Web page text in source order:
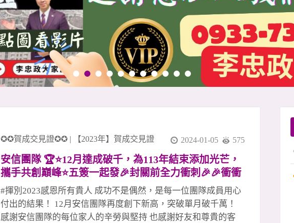
✪✪賀成交見證✪✪ | 【2023年】賀成交見證 2024-01-05 575
安信團隊 🏆⭐12月達成破千，為113年結束添加光芒，
攜手共創巔峰⭐五簽一起發🎉封關前全力衝刺🎉🎉衝衝
衝🎉🎉 安信團隊，您置產路上的得力幫手，參與共創
美好家園
#揮別2023感恩所有貴人 成功不是偶然，是每一位團隊成員用心
付出的結果！ 12月安信團隊再度創下新高，突破單月破千萬！
感謝安信團隊的每位家人的辛勞與堅持 也感謝好友和尊貴的客